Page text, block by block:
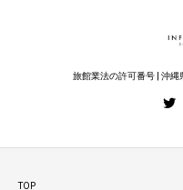
旅館業法の許可番号 | 沖
TOP